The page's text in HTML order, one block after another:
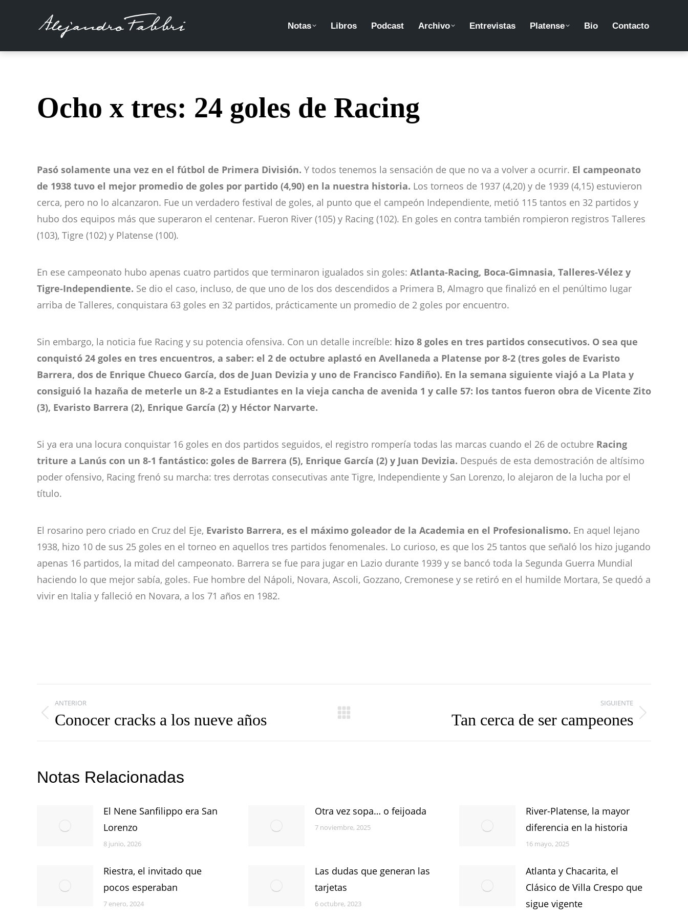
Notas Libros Podcast Archivo Entrevistas Platense Bio Contacto
Ocho x tres: 24 goles de Racing
Pasó solamente una vez en el fútbol de Primera División. Y todos tenemos la sensación de que no va a volver a ocurrir. El campeonato
de 1938 tuvo el mejor promedio de goles por partido (4,90) en la nuestra historia. Los torneos de 1937 (4,20) y de 1939 (4,15) estuvieron
cerca, pero no lo alcanzaron. Fue un verdadero festival de goles, al punto que el campeón Independiente, metió 115 tantos en 32 partidos y
hubo dos equipos más que superaron el centenar. Fueron River (105) y Racing (102). En goles en contra también rompieron registros Talleres
(103), Tigre (102) y Platense (100).
En ese campeonato hubo apenas cuatro partidos que terminaron igualados sin goles: Atlanta-Racing, Boca-Gimnasia, Talleres-Vélez y
Tigre-Independiente. Se dio el caso, incluso, de que uno de los dos descendidos a Primera B, Almagro que finalizó en el penúltimo lugar
arriba de Talleres, conquistara 63 goles en 32 partidos, prácticamente un promedio de 2 goles por encuentro.
Sin embargo, la noticia fue Racing y su potencia ofensiva. Con un detalle increíble: hizo 8 goles en tres partidos consecutivos. O sea que
conquistó 24 goles en tres encuentros, a saber: el 2 de octubre aplastó en Avellaneda a Platense por 8-2 (tres goles de Evaristo
Barrera, dos de Enrique Chueco García, dos de Juan Devizia y uno de Francisco Fandiño). En la semana siguiente viajó a La Plata y
consiguió la hazaña de meterle un 8-2 a Estudiantes en la vieja cancha de avenida 1 y calle 57: los tantos fueron obra de Vicente Zito
(3), Evaristo Barrera (2), Enrique García (2) y Héctor Narvarte.
Si ya era una locura conquistar 16 goles en dos partidos seguidos, el registro rompería todas las marcas cuando el 26 de octubre Racing
triture a Lanús con un 8-1 fantástico: goles de Barrera (5), Enrique García (2) y Juan Devizia. Después de esta demostración de altísimo
poder ofensivo, Racing frenó su marcha: tres derrotas consecutivas ante Tigre, Independiente y San Lorenzo, lo alejaron de la lucha por el
título.
El rosarino pero criado en Cruz del Eje, Evaristo Barrera, es el máximo goleador de la Academia en el Profesionalismo. En aquel lejano
1938, hizo 10 de sus 25 goles en el torneo en aquellos tres partidos fenomenales. Lo curioso, es que los 25 tantos que señaló los hizo jugando
apenas 16 partidos, la mitad del campeonato. Barrera se fue para jugar en Lazio durante 1939 y se bancó toda la Segunda Guerra Mundial
haciendo lo que mejor sabía, goles. Fue hombre del Nápoli, Novara, Ascoli, Gozzano, Cremonese y se retiró en el humilde Mortara, Se quedó a
vivir en Italia y falleció en Novara, a los 71 años en 1982.
Navegación
entre
publicaciones
ANTERIOR
Publicación
Conocer cracks a los nueve años
SIGUIENTE
Tan cerca de ser campeones
Notas Relacionadas
El Nene Sanfilippo era San
Lorenzo
8 junio, 2026
Otra vez sopa… o feijoada
7 noviembre, 2025
River-Platense, la mayor
diferencia en la historia
16 mayo, 2025
Riestra, el invitado que
pocos esperaban
7 enero, 2024
Las dudas que generan las
tarjetas
6 octubre, 2023
Atlanta y Chacarita, el
Clásico de Villa Crespo que
sigue vigente